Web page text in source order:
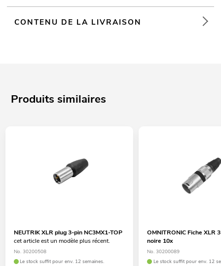
CONTENU DE LA LIVRAISON
Produits similaires
NEUTRIK XLR plug 3-pin NC3MX1-TOP
cet article est un modèle plus récent.
No. 30200508
Le stock suffit pour env. 12 semaines.
OMNITRONIC Fiche XLR
noire 10x
No. 30200089
Le stock suffit pour env. 12